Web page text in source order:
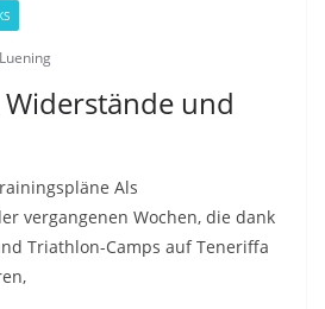
und
Als
vergangenen Wochen, die dank
Triathlon-Camps auf Teneriffa